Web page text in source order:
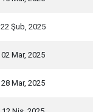
22 Şub, 2025
02 Mar, 2025
28 Mar, 2025